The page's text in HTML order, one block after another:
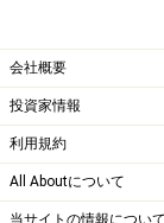
この手法そのも
ブームにあって
務めるユーティ
を集めているか
似たような関係
会社概要
投資家情報
利用規約
All Aboutについて